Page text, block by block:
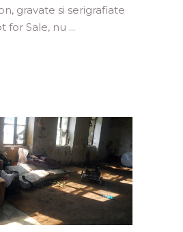
gravate si serigrafiate
for Sale, nu